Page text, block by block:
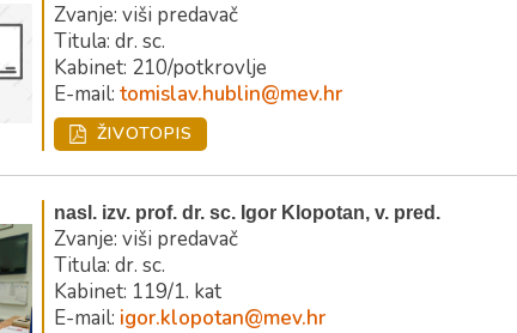
Zvanje: viši predavač
Titula: dr. sc.
Kabinet: 210/potkrovlje
E-mail:tomislav.hublin@mev.hr
ŽIVOTOPIS
nasl. izv. prof. dr. sc. Igor Klopotan, v. pred.
Zvanje: viši predavač
Titula: dr. sc.
Kabinet: 119/1. kat
E-mail: igor.klopotan@mev.hr